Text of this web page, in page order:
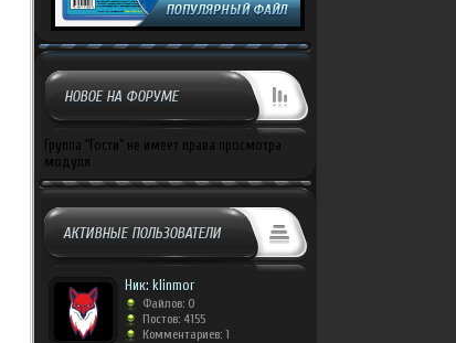
НОВОЕ НА ФОРУМЕ
Группа "Гости" не имеет права просмотра
модуля
АКТИВНЫЕ ПОЛЬЗОВАТЕЛИ
Ник: klinmor
Файлов: 0
Постов: 4155
Комментариев: 1